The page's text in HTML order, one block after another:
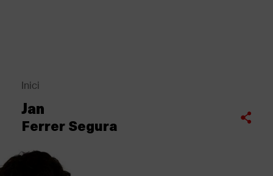
Fil
d'Ariadna
Inici
Jan
Ferrer Segura
Compartir